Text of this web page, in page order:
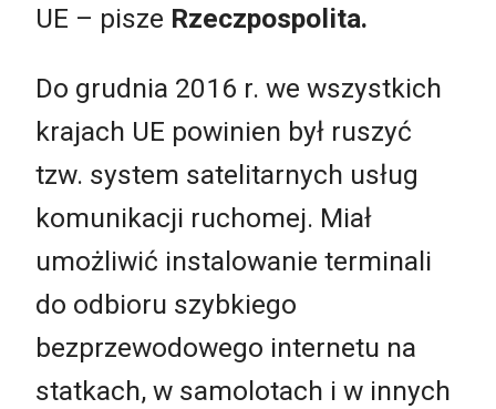
UE – pisze Rzeczpospolita.
Do grudnia 2016 r. we wszystkich
krajach UE powinien był ruszyć
tzw. system satelitarnych usług
komunikacji ruchomej. Miał
umożliwić instalowanie terminali
do odbioru szybkiego
bezprzewodowego internetu na
statkach, w samolotach i w innych